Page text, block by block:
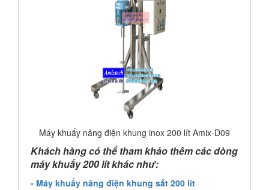
Máy khuấy nâng điện khung inox 200 lít Amix-D09
Khách hàng có thể tham khảo thêm các dòng
máy khuấy 200 lít khác như:
- Máy khuấy nâng điện khung sắt 200 lít